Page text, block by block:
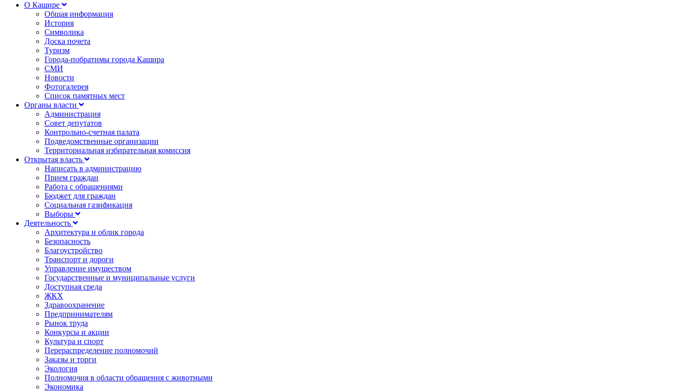
О Кашире
Общая информация
История
Символика
Доска почета
Туризм
Города-побратимы города Кашира
СМИ
Новости
Фотогалерея
Список памятных мест
Органы власти
Администрация
Совет депутатов
Контрольно-счетная палата
Подведомственные организации
Территориальная избирательная комиссия
Открытая власть
Написать в администрацию
Прием граждан
Работа с обращениями
Бюджет для граждан
Социальная газификация
Выборы
Деятельность
Архитектура и облик города
Безопасность
Благоустройство
Транспорт и дороги
Управление имуществом
Государственные и муниципальные услуги
Доступная среда
ЖКХ
Здравоохранение
Предпринимателям
Рынок труда
Конкурсы и акции
Культура и спорт
Перераспределение полномочий
Заказы и торги
Экология
Полномочия в области обращения с животными
Экономика